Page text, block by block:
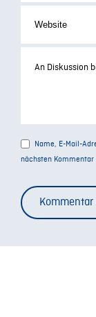
Name, E-Mail-
nächsten Kommentar